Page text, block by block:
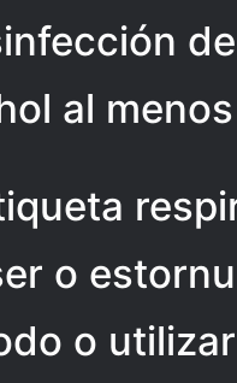
al
o
o